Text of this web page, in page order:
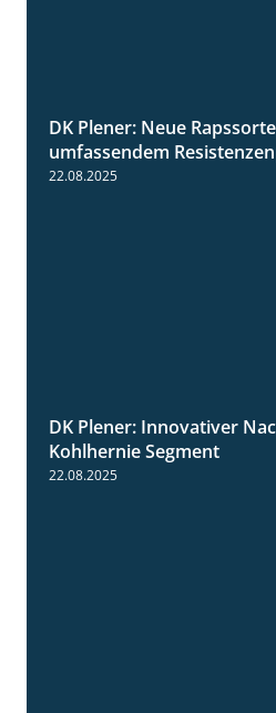
DK Plener: Neue
umfassendem
22.08.2025
DK Plener: Innovativer
Kohlhernie Segment
22.08.2025